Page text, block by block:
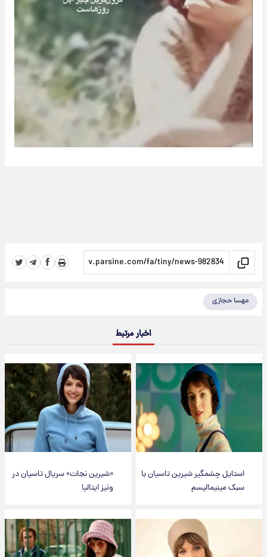
مهسا حجازی
اخبار مرتبط
استایل چشمگیر شیرین تاسیان با
سبک مینیمالیسم
«شیرین نجات» سریال تاسیان در
ونیز ایتالیا